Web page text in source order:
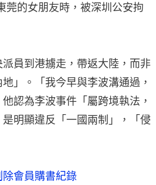
莞的女朋友時，被深圳公安拘
員到港擄走，帶返大陸，而非
」。「我今早與李波溝通過，
認為李波事件「屬跨境執法，
明顯違反「一國兩制」，「侵
會員購書紀錄